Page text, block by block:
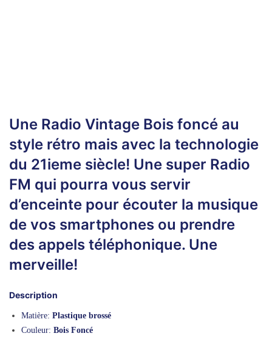
Une Radio Vintage Bois foncé au
style rétro mais avec la technologie
du 21ieme siècle! Une super Radio
FM qui pourra vous servir
d’enceinte pour écouter la musique
de vos smartphones ou prendre
des appels téléphonique. Une
merveille!
Description
Matière: Plastique brossé
Couleur: Bois Foncé